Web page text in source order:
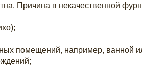
Причина в некачественной
помещений, например, ванной